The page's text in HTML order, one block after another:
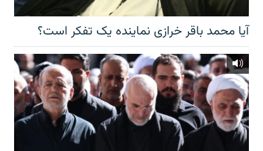
آیا محمد باقر خرازی نماینده یک تفکر است؟